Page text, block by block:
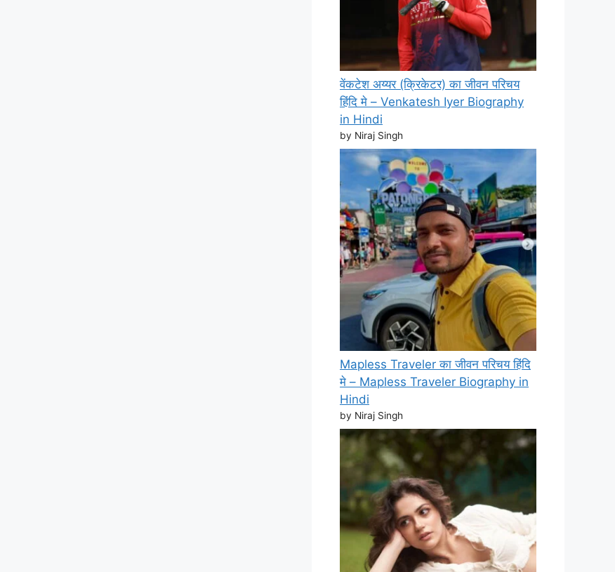
वेंकटेश अय्यर (क्रिकेटर) का जीवन परिचय
हिंदि मे – Venkatesh Iyer Biography
in Hindi
by Niraj Singh
Mapless Traveler का जीवन परिचय हिंदि
मे – Mapless Traveler Biography in
Hindi
by Niraj Singh